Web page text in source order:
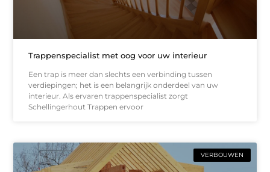
Trappenspecialist met oog voor uw interieur
Een trap is meer dan slechts een verbinding tussen
verdiepingen; het is een belangrijk onderdeel van uw
interieur. Als ervaren trappenspecialist zorgt
Schellingerhout Trappen ervoor
VERBOUWEN